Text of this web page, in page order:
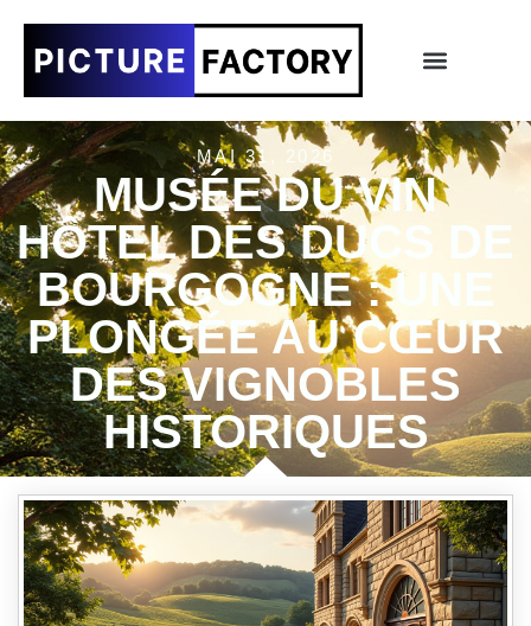
MAI 31, 2026
MUSÉE DU VIN
HÔTEL DES DUCS DE
BOURGOGNE : UNE
PLONGÉE AU CŒUR
DES VIGNOBLES
HISTORIQUES